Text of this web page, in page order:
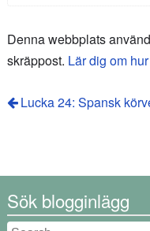
Denna webbplats
skräppost. Lär dig om
Lucka 24: Spansk
Sök blogginlägg